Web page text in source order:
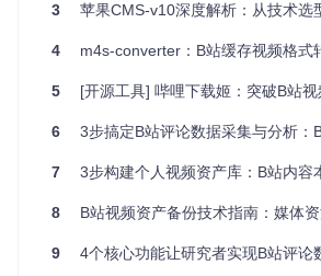
用户偏好。例如通过对比不同视频的标签
均值37%。
动数据等多维度指标，支持内容特征与互
3 苹果CMS-v10深度解析：从技术选型到场
4 m4s-converter：B站缓存视频格式
5 [开源工具] 哔哩下载姬：突破B站视频获取效率
6 3步搞定B站评论数据采集与分析：
7 3步构建个人视频资产库：B站内容本地
8 B站视频资产备份技术指南：媒体资源本
9 4个核心功能让研究者实现B站评论数据